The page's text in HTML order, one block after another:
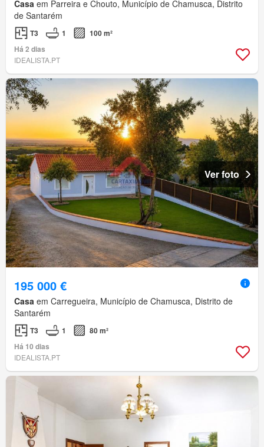
Casa em Parreira e Chouto, Município de Chamusca, Distrito
de Santarém
T3 1
100 m²
Há 2 dias
IDEALISTA.PT
Ver foto
195 000 €
Casa em Carregueira, Município de Chamusca, Distrito de
Santarém
T3 1
80 m²
Há 10 dias
IDEALISTA.PT